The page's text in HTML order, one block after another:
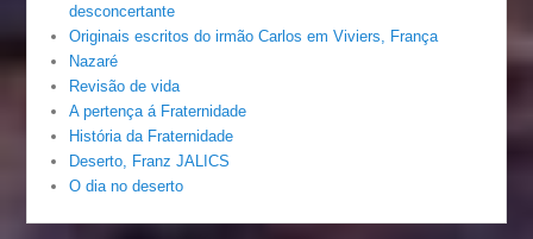
desconcertante
Originais escritos do irmão Carlos em Viviers, França
Nazaré
Revisão de vida
A pertença á Fraternidade
História da Fraternidade
Deserto, Franz JALICS
O dia no deserto